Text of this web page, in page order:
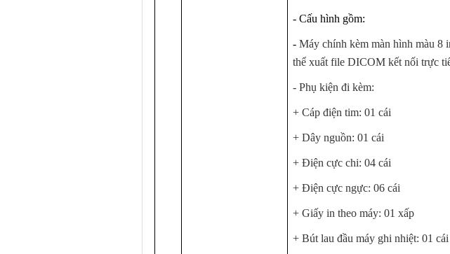
KHOA NỘI NHI NHIỄM
LIÊN CHUYÊN KHOA
- Cấu hình gồm:
- Máy chính kèm màn hình màu
thể xuất file DICOM kết nối trực
- Phụ kiện đi kèm:
+ Cáp điện tim: 01 cái
+ Dây nguồn: 01 cái
+ Điện cực chi: 04 cái
+ Điện cực ngực: 06 cái
+ Giấy in theo máy: 01 xấp
+ Bút lau đầu máy ghi nhiệt: 01 cái